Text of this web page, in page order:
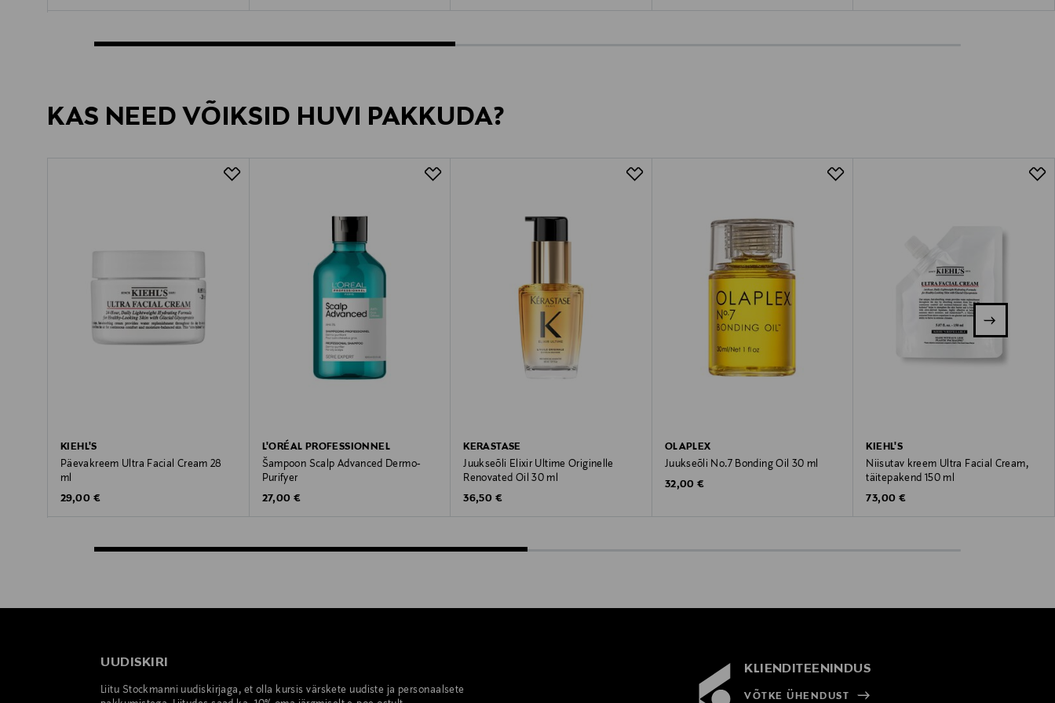
KAS NEED VÕIKSID HUVI PAKKUDA?
KIEHL'S
Päevakreem Ultra Facial Cream 28
ml
Original Price
29,00 €
L'ORÉAL PROFESSIONNEL
Šampoon Scalp Advanced Dermo-
Purifyer
Original Price
27,00 €
KERASTASE
Juukseõli Elixir Ultime Originelle
Renovated Oil 30 ml
Original Price
36,50 €
OLAPLEX
Juukseõli No.7 Bonding Oil 30 ml
Original Price
32,00 €
KIEHL'S
Niisutav kreem Ultra Facial Cream,
täitepakend 150 ml
Original Price
73,00 €
UUDISKIRI
Liitu Stockmanni uudiskirjaga, et olla kursis värskete uudiste ja personaalsete
KLIENDITEENINDUS
VÕTKE ÜHENDUST